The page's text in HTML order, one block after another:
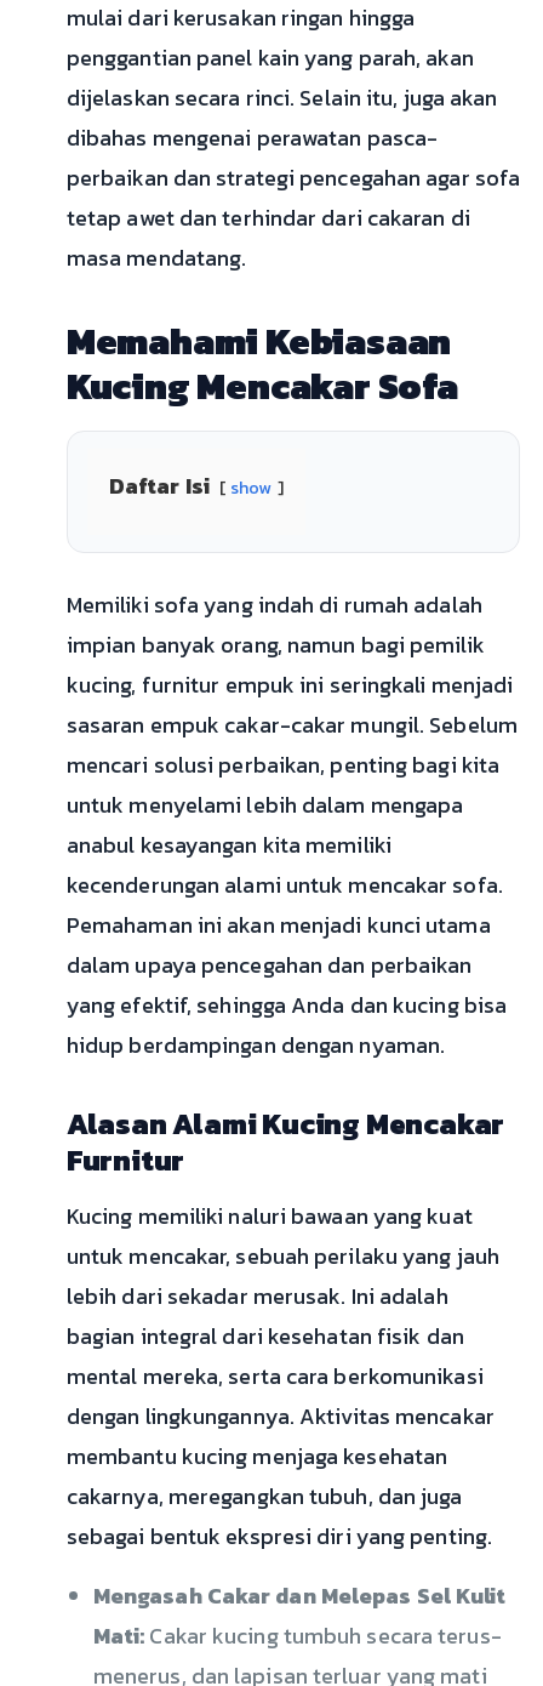
mulai dari kerusakan ringan hingga
penggantian panel kain yang parah, akan
dijelaskan secara rinci. Selain itu, juga akan
dibahas mengenai perawatan pasca-
perbaikan dan strategi pencegahan agar sofa
tetap awet dan terhindar dari cakaran di
masa mendatang.
Memahami Kebiasaan
Kucing Mencakar Sofa
Daftar Isi show
Memiliki sofa yang indah di rumah adalah
impian banyak orang, namun bagi pemilik
kucing, furnitur empuk ini seringkali menjadi
sasaran empuk cakar-cakar mungil. Sebelum
mencari solusi perbaikan, penting bagi kita
untuk menyelami lebih dalam mengapa
anabul kesayangan kita memiliki
kecenderungan alami untuk mencakar sofa.
Pemahaman ini akan menjadi kunci utama
dalam upaya pencegahan dan perbaikan
yang efektif, sehingga Anda dan kucing bisa
hidup berdampingan dengan nyaman.
Alasan Alami Kucing Mencakar
Furnitur
Kucing memiliki naluri bawaan yang kuat
untuk mencakar, sebuah perilaku yang jauh
lebih dari sekadar merusak. Ini adalah
bagian integral dari kesehatan fisik dan
mental mereka, serta cara berkomunikasi
dengan lingkungannya. Aktivitas mencakar
membantu kucing menjaga kesehatan
cakarnya, meregangkan tubuh, dan juga
sebagai bentuk ekspresi diri yang penting.
Mengasah Cakar dan Melepas Sel Kulit
Mati:Cakar kucing tumbuh secara terus-
menerus, dan lapisan terluar yang mati